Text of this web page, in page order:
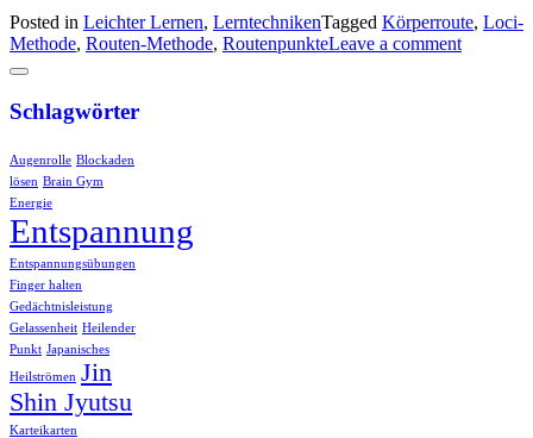
Posted in Leichter Lernen, LerntechnikenTagged Körperroute, Loci-
Methode, Routen-Methode, RoutenpunkteLeave a comment
Schlagwörter
Augenrolle Blockaden
lösen Brain Gym
Energie
Entspannung
Entspannungsübungen
Finger halten
Gedächtnisleistung
Gelassenheit Heilender
Punkt Japanisches
Heilströmen Jin
Shin Jyutsu
Karteikarten